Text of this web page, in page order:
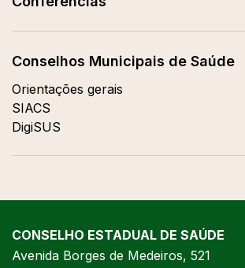
Conselhos Municipais de Saúde
Orientações gerais
SIACS
DigiSUS
CONSELHO ESTADUAL DE SAÚDE
Avenida Borges de Medeiros, 521